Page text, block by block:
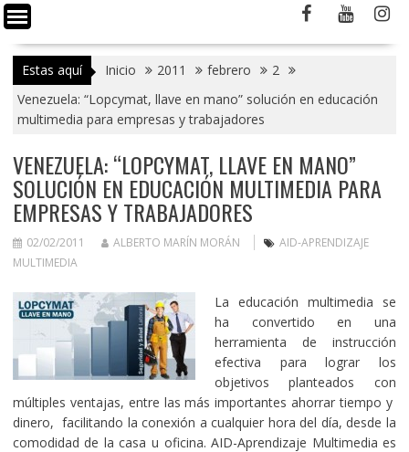
Estas aquí Inicio 2011 febrero
2
Venezuela: “Lopcymat, llave en mano” solución en educación
multimedia para empresas y trabajadores
VENEZUELA: “LOPCYMAT, LLAVE EN MANO”
SOLUCIÓN EN EDUCACIÓN MULTIMEDIA PARA
EMPRESAS Y TRABAJADORES
02/02/2011 ALBERTO MARÍN MORÁN
AID-APRENDIZAJE
MULTIMEDIA
La educación multimedia se
ha convertido en una
herramienta de instrucción
efectiva para lograr los
objetivos planteados con
múltiples ventajas, entre las más importantes ahorrar tiempo y
dinero, facilitando la conexión a cualquier hora del día, desde la
comodidad de la casa u oficina. AID-Aprendizaje Multimedia es